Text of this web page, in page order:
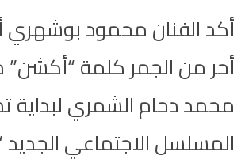
أكد الفنان محمود بوشهري
أحر من الجمر كلمة “أكشن”
محمد دحام الشمري لبداية
المسلسل الاجتماعي الجديد